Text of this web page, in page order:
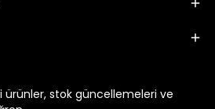
ürünler, stok güncellemeleri ve